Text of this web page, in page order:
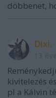
döbbenet,
Dixi.
kivitelezés
pl a Kálvin